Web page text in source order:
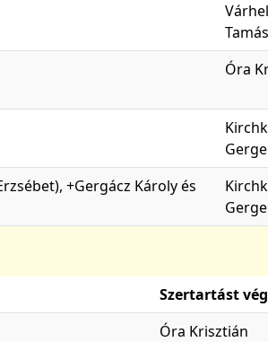
Tamás
Óra
+Gergácz Károly és
Szertartást
Óra Krisztián